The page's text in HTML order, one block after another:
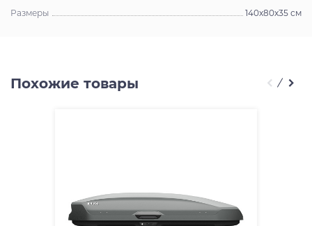
Размеры
140х80х35 см
Похожие товары